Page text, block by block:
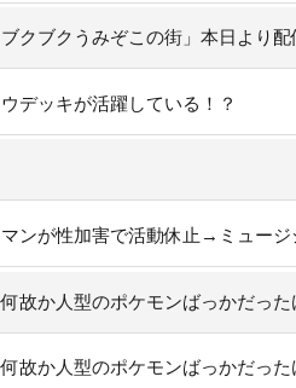
クブクうみぞこの街」本日より
デッキが活躍している！？
マンが性加害で活動休止→ミュー
故か人型のポケモンばっかだっ
故か人型のポケモンばっかだっ